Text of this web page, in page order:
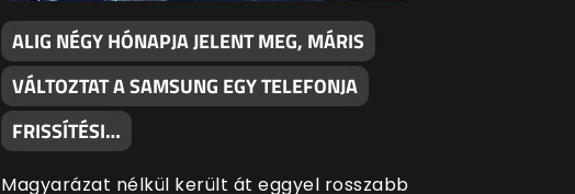
ALIG NÉGY HÓNAPJA JELENT MEG, MÁRIS
VÁLTOZTAT A SAMSUNG EGY TELEFONJA
FRISSÍTÉSI…
Magyarázat nélkül került át eggyel rosszabb